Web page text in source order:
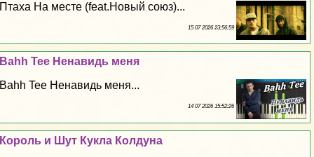
Птаха На месте (feat.Новый союз)...
15 07 2026 23:56:59
Bahh Tee Ненавидь меня
Bahh Tee Ненавидь меня...
14 07 2026 15:52:26
Король и Шут Кукла Колдуна